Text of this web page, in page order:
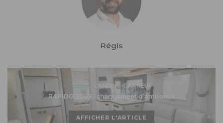
Régis
CAMPING-CAR NEUF
RAPIDO 2023 : changement d’ambiance
AFFICHER L'ARTICLE